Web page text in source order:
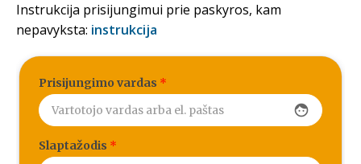
Instrukcija prisijungimui prie paskyros, kam
nepavyksta: instrukcija
Prisijungimo vardas *
face
Slaptažodis *